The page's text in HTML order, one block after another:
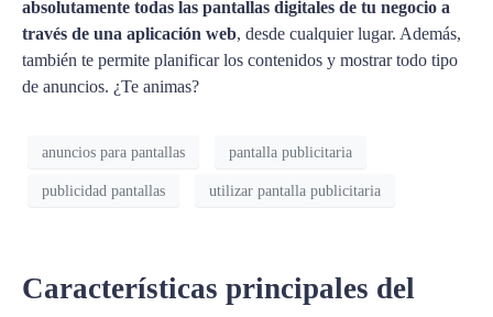
absolutamente todas las pantallas digitales de tu negocio a
través de una aplicación web, desde cualquier lugar. Además,
también te permite planificar los contenidos y mostrar todo tipo
de anuncios. ¿Te animas?
anuncios para pantallas pantalla publicitaria
publicidad pantallas utilizar pantalla publicitaria
Características principales del